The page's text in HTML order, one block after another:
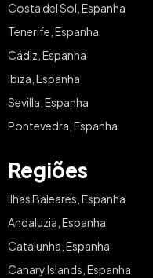
Costa del Sol, Espanha
Tenerife, Espanha
Cádiz, Espanha
Ibiza, Espanha
Sevilla, Espanha
Pontevedra, Espanha
Regiões
Ilhas Baleares, Espanha
Andaluzia, Espanha
Catalunha, Espanha
Canary Islands, Espanha